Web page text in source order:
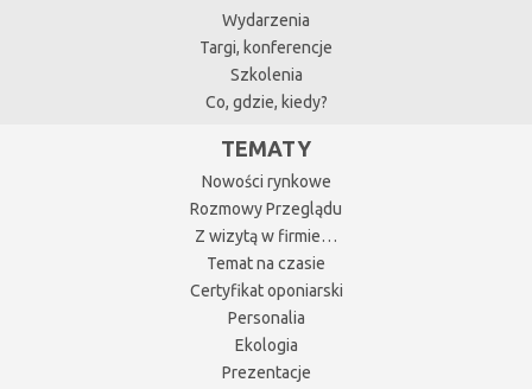
Wydarzenia
Targi, konferencje
Szkolenia
Co, gdzie, kiedy?
TEMATY
Nowości rynkowe
Rozmowy Przeglądu
Z wizytą w firmie…
Temat na czasie
Certyfikat oponiarski
Personalia
Ekologia
Prezentacje